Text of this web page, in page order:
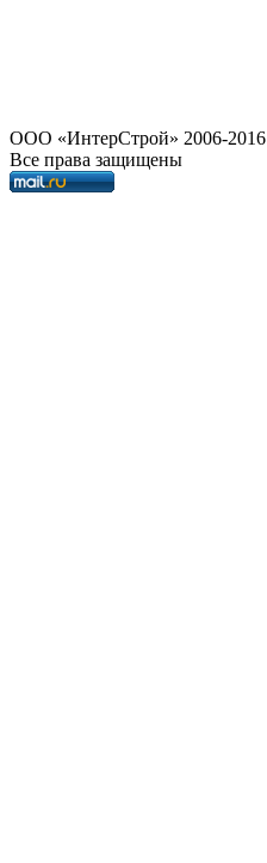
OOO «ИнтерСтрой» 2006-2016
Все права защищены